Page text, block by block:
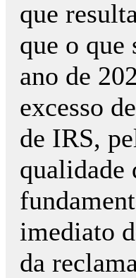
que
que o que
ano de
excesso
de IRS,
qualidade
imediato
da